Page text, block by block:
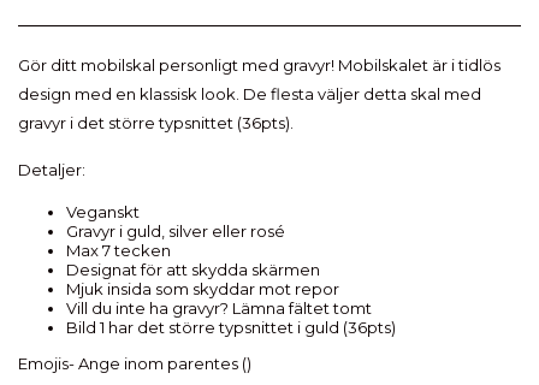
Gör ditt mobilskal personligt med gravyr! Mobilskalet är i tidlös
design med en klassisk look. De flesta väljer detta skal med
gravyr i det större typsnittet (36pts).
Detaljer:
Veganskt
Gravyr i guld, silver eller rosé
Max 7 tecken
Designat för att skydda skärmen
Mjuk insida som skyddar mot repor
Vill du inte ha gravyr? Lämna fältet tomt
Bild 1 har det större typsnittet i guld (36pts)
Emojis- Ange inom parentes ()